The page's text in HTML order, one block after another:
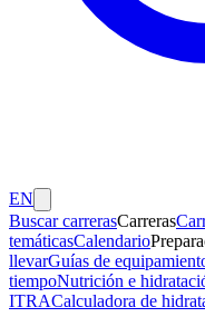
EN
Buscar carrerasCarreras
temáticasCalendario
llevarGuías de
tiempoNutrición e
ITRACalculadora de